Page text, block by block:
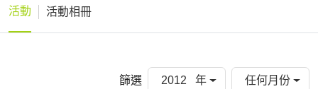
活動 活動相冊
篩選 2012 年 任何月份